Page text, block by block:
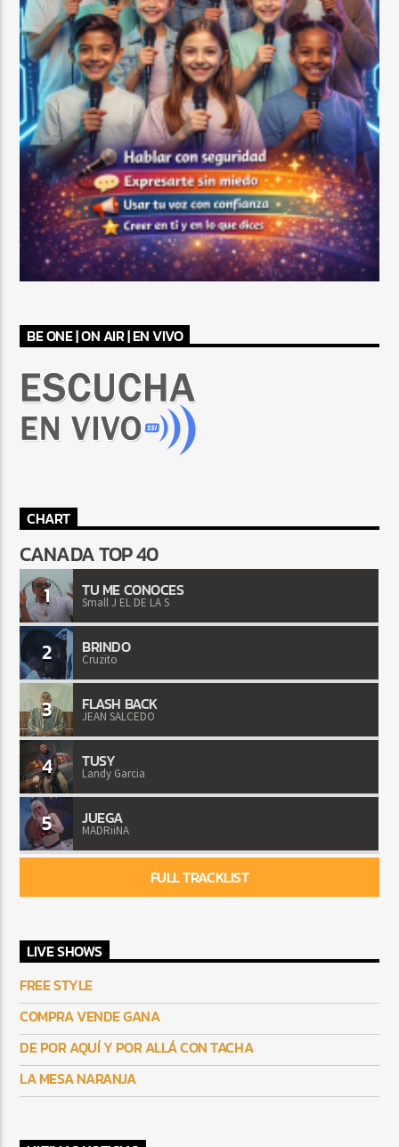
BE ONE | ON AIR | EN VIVO
CHART
CANADA TOP 40
1 TU ME CONOCES
Small J EL DE LA S
2 BRINDO
Cruzito
3 FLASH BACK
JEAN SALCEDO
4 TUSY
Landy Garcia
5 JUEGA
MADRiiNA
FULL TRACKLIST
LIVE SHOWS
FREE STYLE
COMPRA VENDE GANA
DE POR AQUÍ Y POR ALLÁ CON TACHA
LA MESA NARANJA